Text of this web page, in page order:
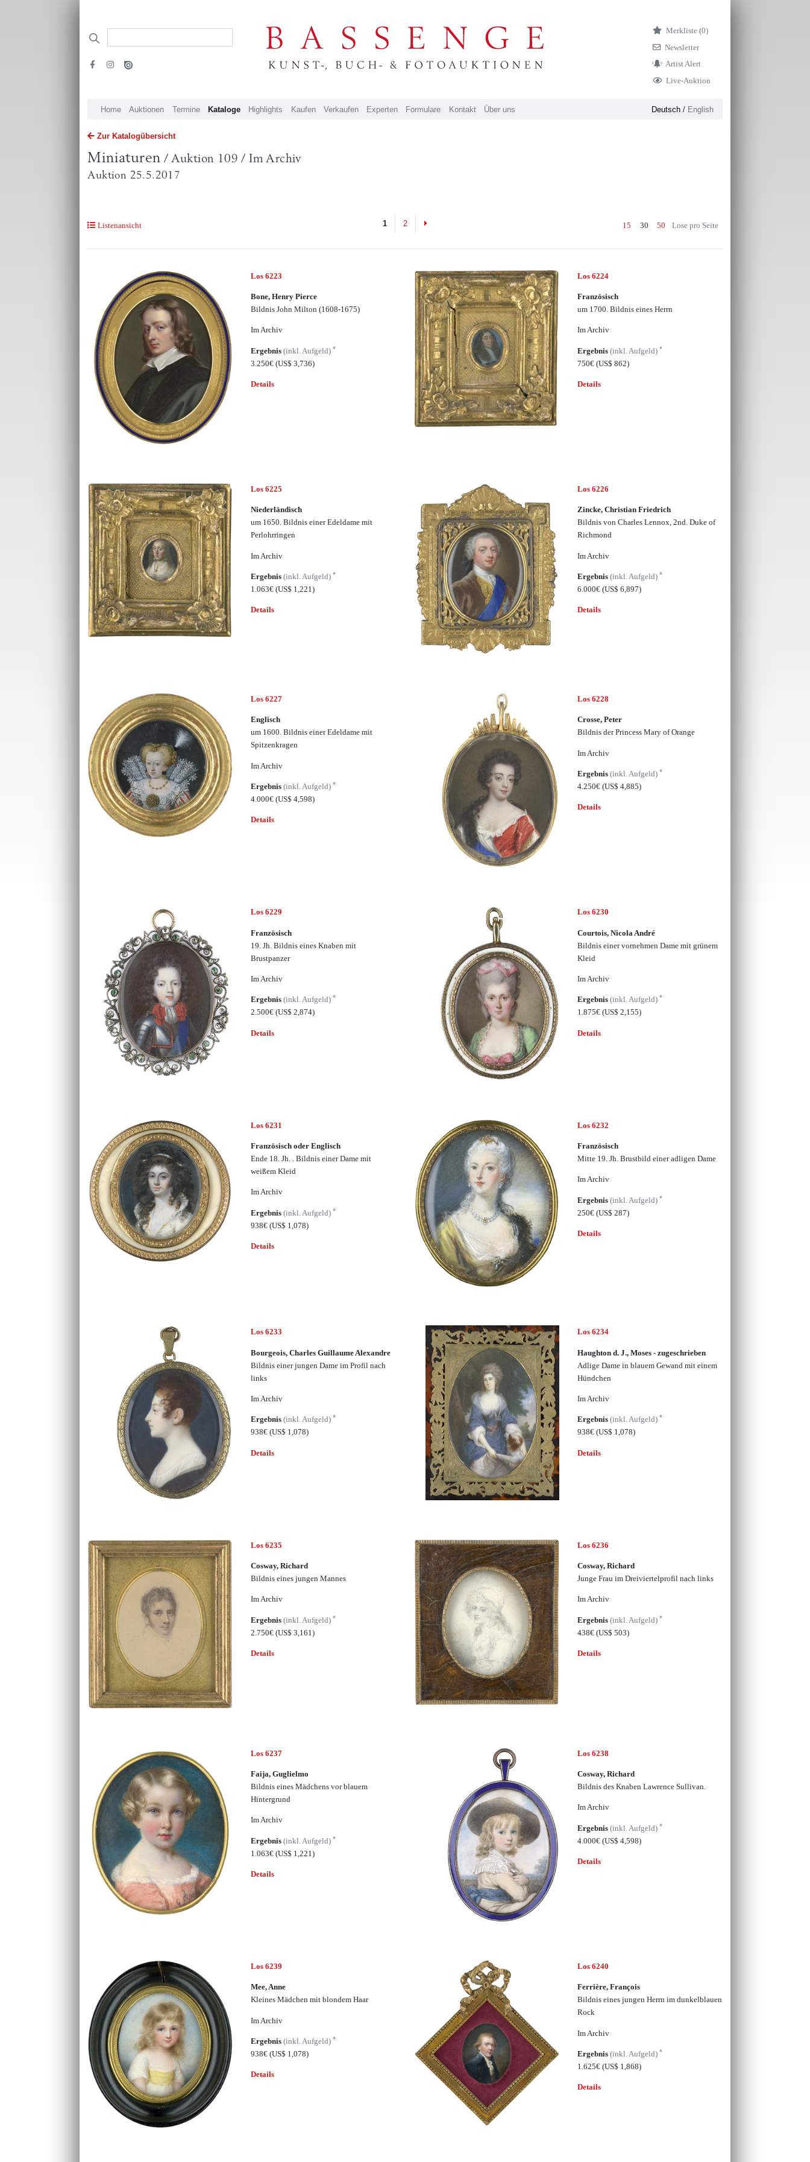
Merkliste (0)
Newsletter
Artist Alert
Live-Auktion
Home Auktionen Termine Kataloge Highlights Kaufen Verkaufen Experten Formulare Kontakt Über uns Deutsch/ English
Zur Katalogübersicht
Miniaturen / Auktion 109 / Im Archiv
Auktion 25.5.2017
Listenansicht 1 2 Next 15 30 50 Lose pro Seite
Los 6223
Bone, Henry Pierce
Bildnis John Milton (1608-1675)
Im Archiv
Ergebnis(inkl. Aufgeld)*
3.250€(US$ 3,736)
Details
Los 6224
Französisch
um 1700. Bildnis eines Herrn
Im Archiv
Ergebnis (inkl. Aufgeld) *
750€ (US$ 862)
Details
Los 6225
Niederländisch
um 1650. Bildnis einer Edeldame mit
Perlohrringen
Im Archiv
Ergebnis(inkl. Aufgeld)*
1.063€(US$ 1,221)
Details
Los 6226
Zincke, Christian Friedrich
Bildnis von Charles Lennox, 2nd. Duke of
Richmond
Im Archiv
Ergebnis (inkl. Aufgeld) *
6.000€ (US$ 6,897)
Details
Los 6227
Englisch
um 1600. Bildnis einer Edeldame mit
Spitzenkragen
Im Archiv
Ergebnis(inkl. Aufgeld)*
4.000€(US$ 4,598)
Details
Los 6228
Crosse, Peter
Bildnis der Princess Mary of Orange
Im Archiv
Ergebnis (inkl. Aufgeld) *
4.250€ (US$ 4,885)
Details
Los 6229
Französisch
19. Jh. Bildnis eines Knaben mit
Brustpanzer
Im Archiv
Ergebnis(inkl. Aufgeld)*
2.500€(US$ 2,874)
Details
Los 6230
Courtois, Nicola André
Bildnis einer vornehmen Dame mit grünem
Kleid
Im Archiv
Ergebnis (inkl. Aufgeld) *
1.875€ (US$ 2,155)
Details
Los 6231
Französisch oder Englisch
Ende 18. Jh. . Bildnis einer Dame mit
weißem Kleid
Im Archiv
Ergebnis(inkl. Aufgeld)*
938€(US$ 1,078)
Details
Los 6232
Französisch
Mitte 19. Jh. Brustbild einer adligen Dame
Im Archiv
Ergebnis (inkl. Aufgeld) *
250€ (US$ 287)
Details
Los 6233
Bourgeois, Charles Guillaume Alexandre
Bildnis einer jungen Dame im Profil nach
links
Im Archiv
Ergebnis(inkl. Aufgeld)*
938€(US$ 1,078)
Details
Los 6234
Haughton d. J., Moses - zugeschrieben
Adlige Dame in blauem Gewand mit einem
Hündchen
Im Archiv
Ergebnis (inkl. Aufgeld) *
938€ (US$ 1,078)
Details
Los 6235
Cosway, Richard
Bildnis eines jungen Mannes
Im Archiv
Ergebnis(inkl. Aufgeld)*
2.750€(US$ 3,161)
Details
Los 6236
Cosway, Richard
Junge Frau im Dreiviertelprofil nach links
Im Archiv
Ergebnis (inkl. Aufgeld) *
438€ (US$ 503)
Details
Los 6237
Faija, Guglielmo
Bildnis eines Mädchens vor blauem
Hintergrund
Im Archiv
Ergebnis(inkl. Aufgeld)*
1.063€(US$ 1,221)
Details
Los 6238
Cosway, Richard
Bildnis des Knaben Lawrence Sullivan.
Im Archiv
Ergebnis (inkl. Aufgeld) *
4.000€ (US$ 4,598)
Details
Los 6239
Mee, Anne
Kleines Mädchen mit blondem Haar
Im Archiv
Ergebnis(inkl. Aufgeld)*
938€(US$ 1,078)
Details
Los 6240
Ferrière, François
Bildnis eines jungen Herrn im dunkelblauen
Rock
Im Archiv
Ergebnis (inkl. Aufgeld) *
1.625€ (US$ 1,868)
Details